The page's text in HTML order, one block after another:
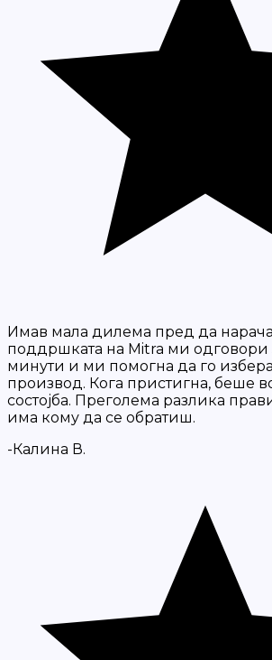
Имав мала дилема пред да
поддршката на Mitra ми одговори
минути и ми помогна да го
производ. Кога пристигна, беше
состојба. Преголема разлика
има кому да се обратиш.
-Калина В.